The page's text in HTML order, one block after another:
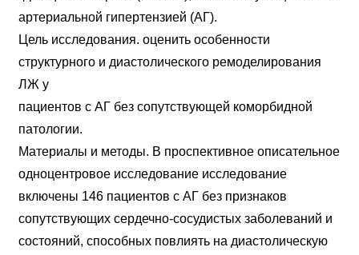
артериальной гипертензией (АГ).
Цель исследования. оценить особенности
структурного и диастолического ремоделирования
ЛЖ у
пациентов с АГ без сопутствующей коморбидной
патологии.
Материалы и методы. В проспективное описательное
одноцентровое исследование исследование
включены 146 пациентов с АГ без признаков
сопутствующих сердечно-сосудистых заболеваний и
состояний, способных повлиять на диастолическую